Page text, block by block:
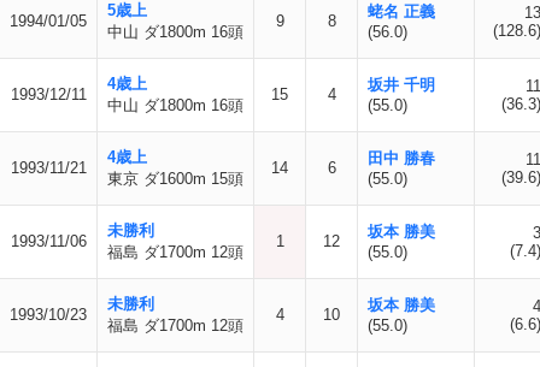
1994/01/05
5歳上
中山 ダ1800m 16頭
9 8
蛯名 正義
(56.0)
13
(128.6)
1993/12/11
4歳上
中山 ダ1800m 16頭
15 4
坂井 千明
(55.0)
11
(36.3)
1993/11/21
4歳上
東京 ダ1600m 15頭
14 6
田中 勝春
(55.0)
11
(39.6)
1993/11/06
未勝利
福島 ダ1700m 12頭
1 12
坂本 勝美
(55.0)
3
(7.4)
1993/10/23
未勝利
福島 ダ1700m 12頭
4 10
坂本 勝美
(55.0)
4
(6.6)